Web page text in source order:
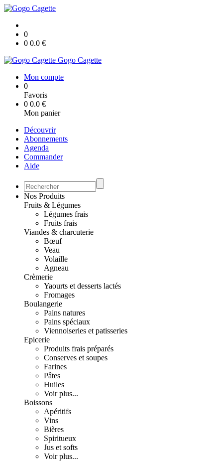
0
0 0.0 €
Gogo Cagette
Mon compte
0
Favoris
0 0.0 €
Mon panier
Découvrir
Abonnements
Agenda
Commander
Aide
Nos Produits
Fruits & Légumes
Légumes frais
Fruits frais
Viandes & charcuterie
Bœuf
Veau
Volaille
Agneau
Crèmerie
Yaourts et desserts lactés
Fromages
Boulangerie
Pains natures
Pains spéciaux
Viennoiseries et patisseries
Epicerie
Produits frais préparés
Conserves et soupes
Farines
Pâtes
Huiles
Voir plus...
Boissons
Apéritifs
Vins
Bières
Spiritueux
Jus et softs
Voir plus...